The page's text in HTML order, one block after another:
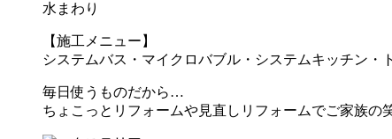
水まわり
【施工メニュー】
システムバス・マイクロバブル・システムキッチン・
毎日使うものだから…
ちょこっとリフォームや見直しリフォームでご家族の